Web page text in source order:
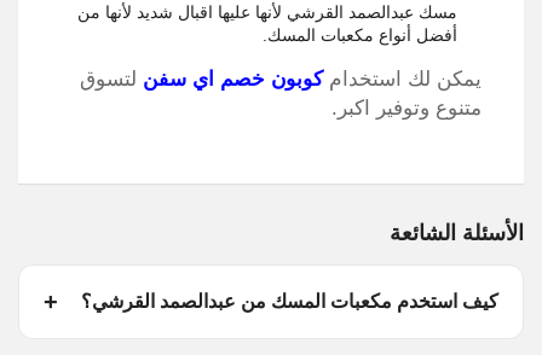
مسك عبدالصمد القرشي لأنها عليها اقبال شديد لأنها من
أفضل أنواع مكعبات المسك.
يمكن لك استخدامكوبون خصم اي سفن لتسوق
متنوع وتوفير اكبر.
الأسئلة الشائعة
كيف استخدم مكعبات المسك من عبدالصمد القرشي؟